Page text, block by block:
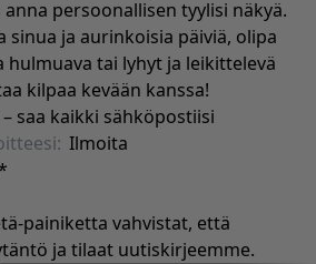
persoonallisen tyylisi näkyä.
sinua ja aurinkoisia päiviä, olipa
tai lyhyt ja leikittelevä
kilpaa kevään kanssa!
saa kaikki sähköpostiisi
Ilmoita
painiketta vahvistat, että
ja tilaat uutiskirjeemme.